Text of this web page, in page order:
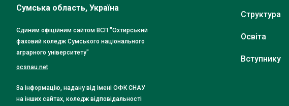
Сумська область, Україна
Єдиним офіційним сайтом ВСП "Охтирський
фаховий коледж Сумського національного
аграрного університету"
ocsnau.net
За інформацію, надану від імені ОФК СНАУ
на інших сайтах, коледж відповідальності
Структура
Освіта
Вступнику